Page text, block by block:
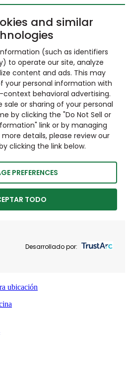
and similar
(such as identifiers
to operate our site, analyze
content and ads. This may
your personal information with
behavioral advertising.
or sharing of your personal
by clicking the "Do Not Sell or
link or by managing
details, please review our
clicking the link below.
PREFERENCES
TODO
Desarrollado por:
ubicación